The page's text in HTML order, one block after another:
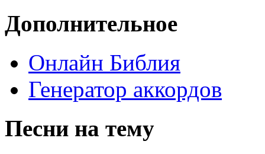
Дополнительное
Онлайн Библия
Генератор аккордов
Песни на тему